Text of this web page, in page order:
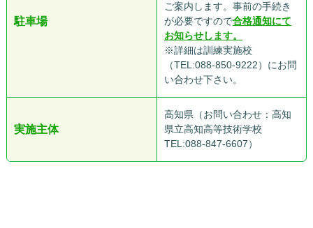
駐車場
ご案内します。事前の手続き
が必要ですので合格通知にて
お知らせします。
※詳細は訓練実施校
（TEL:088-850-9222）にお問
い合わせ下さい。
実施主体
高知県（お問い合わせ：高知
県立高知高等技術学校
TEL:088-847-6607）